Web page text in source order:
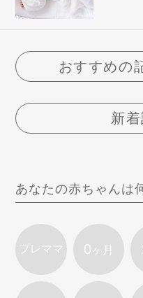
おすすめの
新
あなたの赤ちゃんは
プレママ 0 ヶ月